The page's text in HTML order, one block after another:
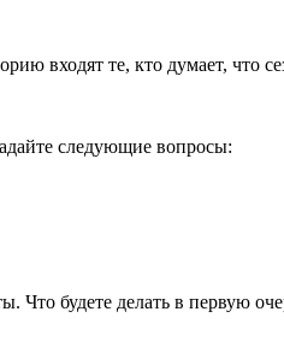
входят те, кто думает,
следующие вопросы:
Что будете делать в первую